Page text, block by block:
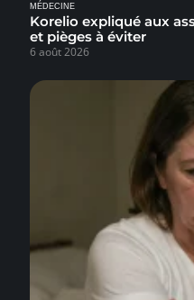
MÉDECINE
Korelio expliqué aux
et pièges à éviter
6 août 2026